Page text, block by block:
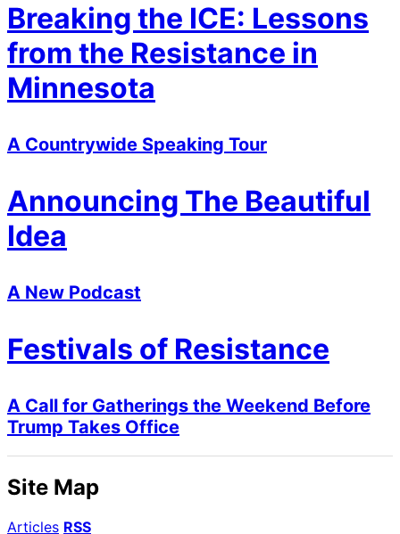
Breaking the ICE: Lessons
from the Resistance in
Minnesota
A Countrywide Speaking Tour
Announcing The Beautiful
Idea
A New Podcast
Festivals of Resistance
A Call for Gatherings the Weekend Before
Trump Takes Office
Site Map
Articles RSS